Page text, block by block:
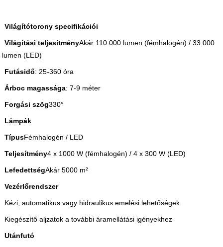
Világítótorony specifikációi
Világítási teljesítményAkár 110 000 lumen (fémhalogén) / 33 000
lumen (LED)
Futásidő: 25-360 óra
Árboc magassága: 7-9 méter
Forgási szög330°
Lámpák
TípusFémhalogén / LED
Teljesítmény4 x 1000 W (fémhalogén) / 4 x 300 W (LED)
LefedettségAkár 5000 m²
Vezérlőrendszer
Kézi, automatikus vagy hidraulikus emelési lehetőségek
Kiegészítő aljzatok a további áramellátási igényekhez
Utánfutó